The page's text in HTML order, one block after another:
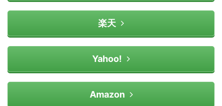
楽天
Yahoo!
Amazon